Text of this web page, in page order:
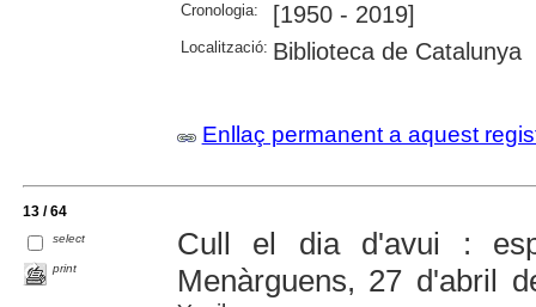
Cronologia: [1950 - 2019]
Localització: Biblioteca de Catalunya
Enllaç permanent a aquest
13 / 64
select
print
Cull el dia d'avui :
Menàrguens, 27 d'abril